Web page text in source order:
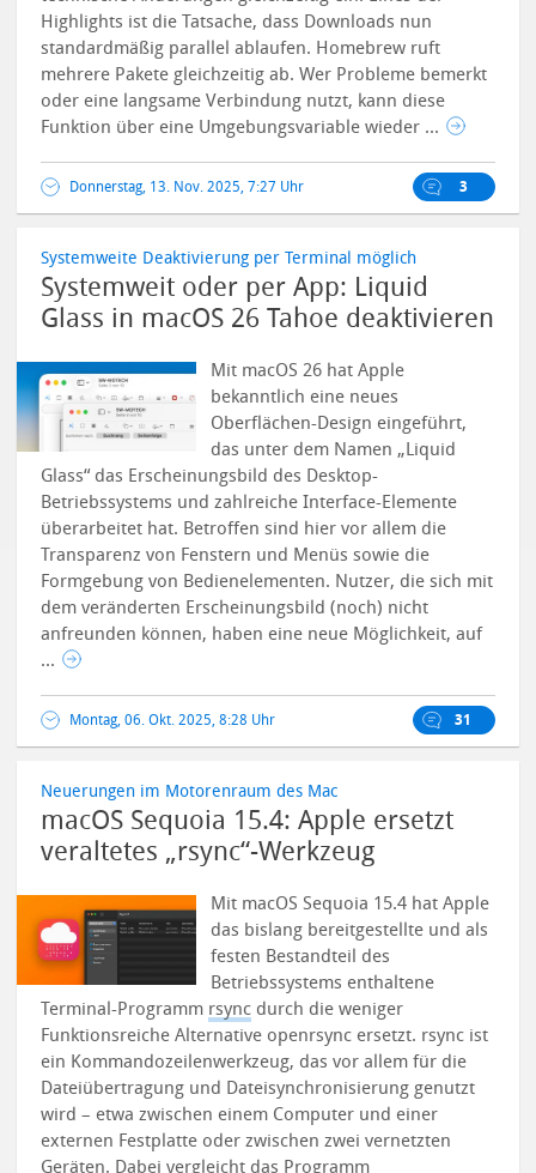
Highlights ist die Tatsache, dass Downloads nun
standardmäßig parallel ablaufen. Homebrew ruft
mehrere Pakete gleichzeitig ab. Wer Probleme bemerkt
oder eine langsame Verbindung nutzt, kann diese
Funktion über eine Umgebungsvariable wieder ...
Donnerstag, 13. Nov. 2025, 7:27 Uhr 3
Systemweite Deaktivierung per Terminal möglich
Systemweit oder per App: Liquid
Glass in macOS 26 Tahoe deaktivieren
Mit macOS 26 hat Apple
bekanntlich eine neues
Oberflächen-Design eingeführt,
das unter dem Namen „Liquid
Glass“ das Erscheinungsbild des Desktop-
Betriebssystems und zahlreiche Interface-Elemente
überarbeitet hat. Betroffen sind hier vor allem die
Transparenz von Fenstern und Menüs sowie die
Formgebung von Bedienelementen. Nutzer, die sich mit
dem veränderten Erscheinungsbild (noch) nicht
anfreunden können, haben eine neue Möglichkeit, auf
...
Montag, 06. Okt. 2025, 8:28 Uhr 31
Neuerungen im Motorenraum des Mac
macOS Sequoia 15.4: Apple ersetzt
veraltetes „rsync“-Werkzeug
Mit macOS Sequoia 15.4 hat Apple
das bislang bereitgestellte und als
festen Bestandteil des
Betriebssystems enthaltene
Terminal-Programm rsync durch die weniger
Funktionsreiche Alternative openrsync ersetzt. rsync ist
ein Kommandozeilenwerkzeug, das vor allem für die
Dateiübertragung und Dateisynchronisierung genutzt
wird – etwa zwischen einem Computer und einer
externen Festplatte oder zwischen zwei vernetzten
Geräten. Dabei vergleicht das Programm